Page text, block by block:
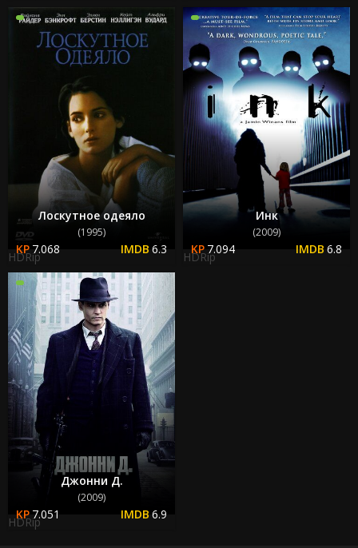
Лоскутное одеяло
(1995)
7.068 6.3
HDRip
Инк
(2009)
7.094 6.8
HDRip
Джонни Д.
(2009)
7.051 6.9
HDRip